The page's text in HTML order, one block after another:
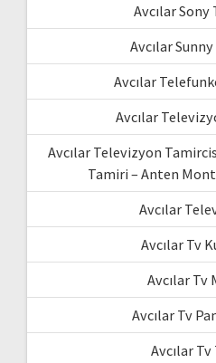
Avcılar Sony
Avcılar
Avcılar
Avcılar
Avcılar Televizyon
Tamiri – Anten
Avcılar
Avcılar Tv
Avcılar Tv
Avcılar Tv
Avcılar